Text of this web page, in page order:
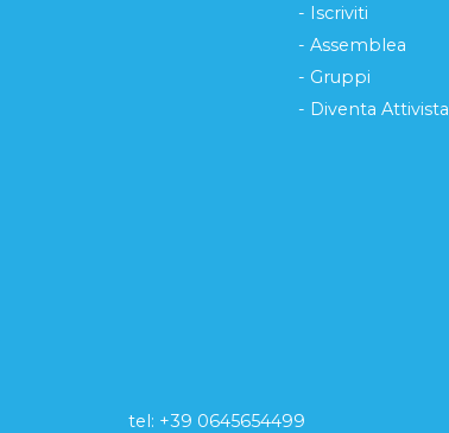
- Iscriviti
- Assemblea
- Gruppi
- Diventa Attivista
tel: ‭+39 0645654499